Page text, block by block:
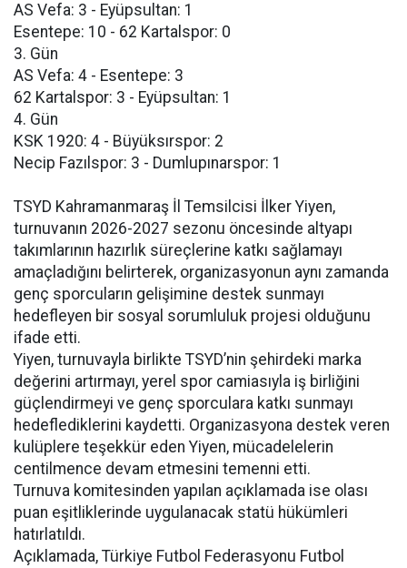
AS Vefa: 3 - Eyüpsultan: 1
Esentepe: 10 - 62 Kartalspor: 0
3. Gün
AS Vefa: 4 - Esentepe: 3
62 Kartalspor: 3 - Eyüpsultan: 1
4. Gün
KSK 1920: 4 - Büyüksırspor: 2
Necip Fazılspor: 3 - Dumlupınarspor: 1
TSYD Kahramanmaraş İl Temsilcisi İlker Yiyen,
turnuvanın 2026-2027 sezonu öncesinde altyapı
takımlarının hazırlık süreçlerine katkı sağlamayı
amaçladığını belirterek, organizasyonun aynı zamanda
genç sporcuların gelişimine destek sunmayı
hedefleyen bir sosyal sorumluluk projesi olduğunu
ifade etti.
Yiyen, turnuvayla birlikte TSYD’nin şehirdeki marka
değerini artırmayı, yerel spor camiasıyla iş birliğini
güçlendirmeyi ve genç sporculara katkı sunmayı
hedeflediklerini kaydetti. Organizasyona destek veren
kulüplere teşekkür eden Yiyen, mücadelelerin
centilmence devam etmesini temenni etti.
Turnuva komitesinden yapılan açıklamada ise olası
puan eşitliklerinde uygulanacak statü hükümleri
hatırlatıldı.
Açıklamada, Türkiye Futbol Federasyonu Futbol